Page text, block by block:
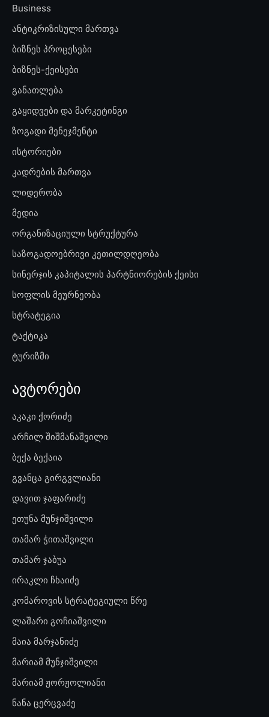
Business
ანტიკრიზისული მართვა
ბიზნეს პროცესები
ბიზნეს-ქეისები
განათლება
გაყიდვები და მარკეტინგი
ზოგადი მენეჯმენტი
ისტორიები
კადრების მართვა
ლიდერობა
მედია
ორგანიზაციული სტრუქტურა
საზოგადოებრივი კეთილდღეობა
სინერჯის კაპიტალის პარტნიორების ქეისი
სოფლის მეურნეობა
სტრატეგია
ტაქტიკა
ტურიზმი
ავტორები
აკაკი ქორიძე
არჩილ შიშმანაშვილი
ბექა ბექაია
გვანცა გირგვლიანი
დავით ჯაფარიძე
ეთუნა მუნჯიშვილი
თამარ ჭითაშვილი
თამარ ჯაბუა
ირაკლი ჩხაიძე
კომაროვის სტრატეგიული წრე
ლაშარი გოჩიაშვილი
მაია მარჯანიძე
მარიამ მუნჯიშვილი
მარიამ ჟორჟოლიანი
ნანა ცერცვაძე